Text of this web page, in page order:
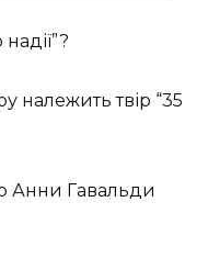
належить твір “35
Анни Гавальди